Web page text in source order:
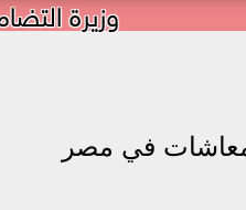
وزيرة
في مصر